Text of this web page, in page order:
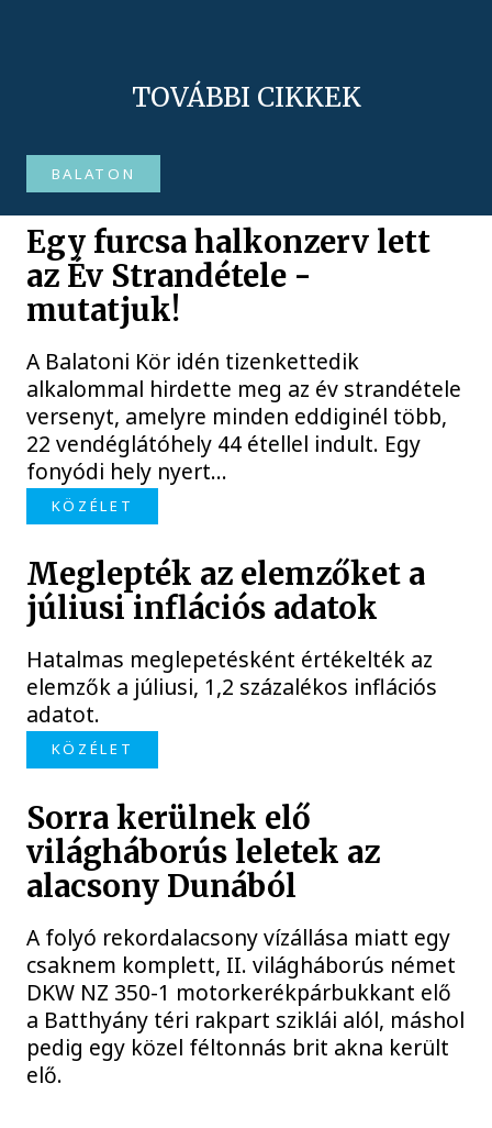
TOVÁBBI CIKKEK
BALATON
Egy furcsa halkonzerv lett
az Év Strandétele -
mutatjuk!
A Balatoni Kör idén tizenkettedik
alkalommal hirdette meg az év strandétele
versenyt, amelyre minden eddiginél több,
22 vendéglátóhely 44 étellel indult. Egy
fonyódi hely nyert...
KÖZÉLET
Meglepték az elemzőket a
júliusi inflációs adatok
Hatalmas meglepetésként értékelték az
elemzők a júliusi, 1,2 százalékos inflációs
adatot.
KÖZÉLET
Sorra kerülnek elő
világháborús leletek az
alacsony Dunából
A folyó rekordalacsony vízállása miatt egy
csaknem komplett, II. világháborús német
DKW NZ 350-1 motorkerékpárbukkant elő
a Batthyány téri rakpart sziklái alól, máshol
pedig egy közel féltonnás brit akna került
elő.